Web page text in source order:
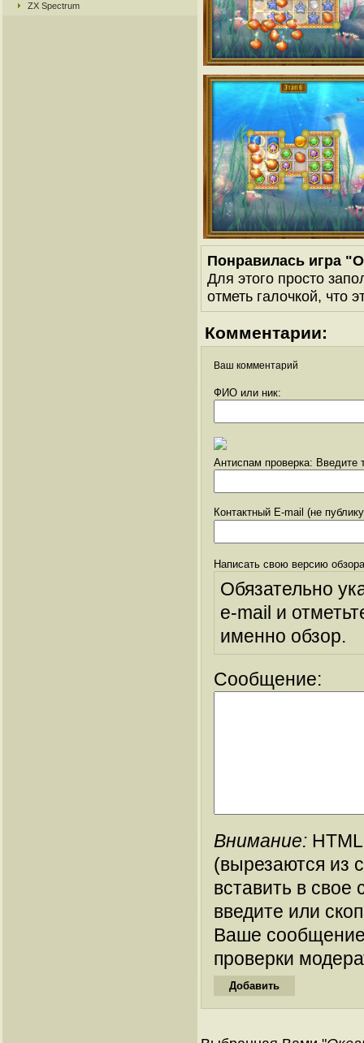
ZX Spectrum
Понравилась игра
Для этого просто
отметь галочкой, что
Комментарии:
Ваш комментарий
ФИО или ник:
Антиспам проверка: Введите
Контактный E-mail (не
Написать свою версию
Обязательно
e-mail и
именно обзор.
Сообщение:
Внимание:
(вырезаются из
вставить в
введите или
Ваше
проверки